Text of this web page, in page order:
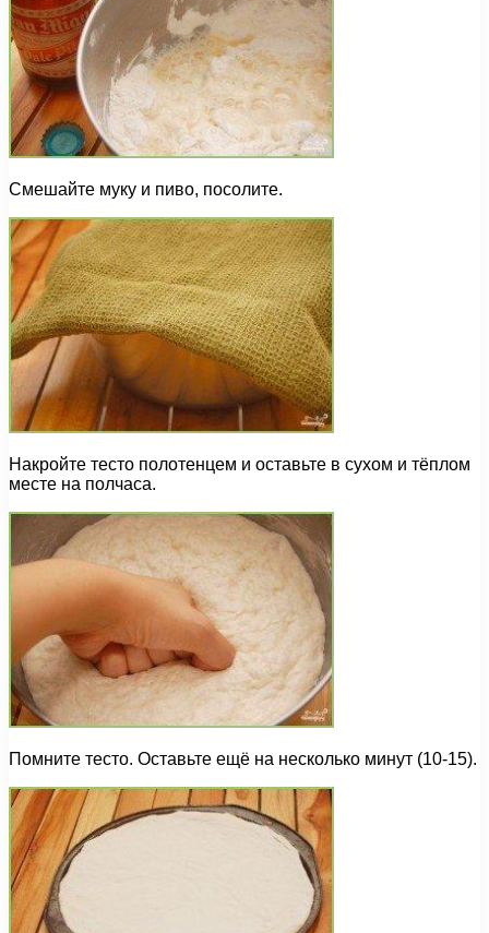
Смешайте муку и пиво, посолите.
Накройте тесто полотенцем и оставьте в сухом и тёплом
месте на полчаса.
Помните тесто. Оставьте ещё на несколько минут (10-15).